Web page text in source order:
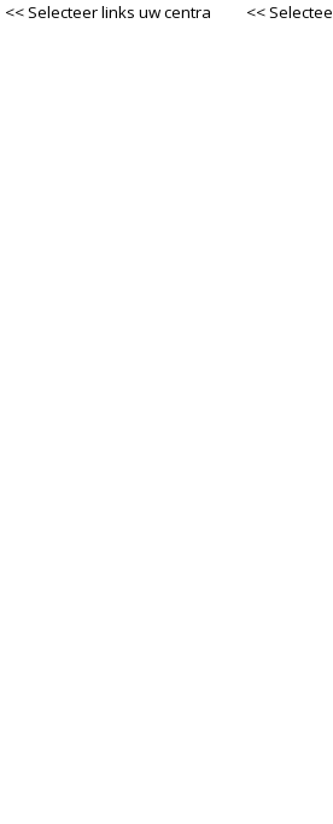
<< Selecteer links uw centra <<